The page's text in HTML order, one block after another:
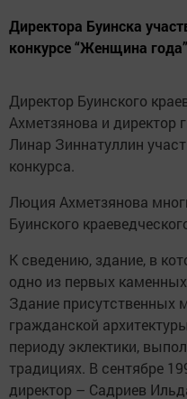
Директора Буинска
конкурсе “Женщина
Директор Буинского
Ахметзянова и директор
Линар Зиннатуллин
конкурса.
Люция Ахметзянова
Буинского
К сведению, здание, в
одно из первых
Здание присутственных
гражданской
периоду эклектики,
традициях. В сентябре
директор – Садриев